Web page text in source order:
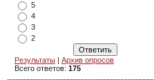
5
4
3
2
Результаты | Архив опросов
Всего ответов: 175